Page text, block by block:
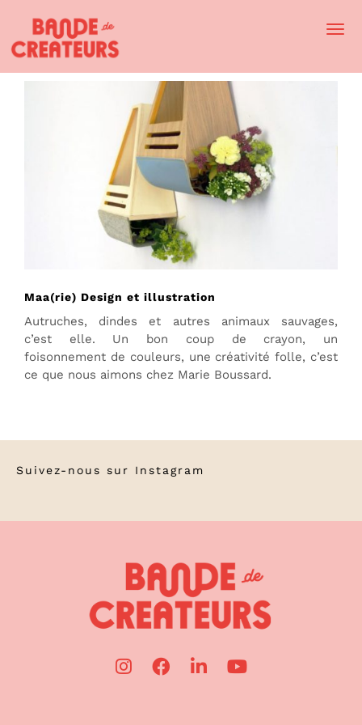
Maa(rie) Design et illustration
Autruches, dindes et autres animaux sauvages,
c’est elle. Un bon coup de crayon, un
foisonnement de couleurs, une créativité folle, c’est
ce que nous aimons chez Marie Boussard.
Suivez-nous sur Instagram